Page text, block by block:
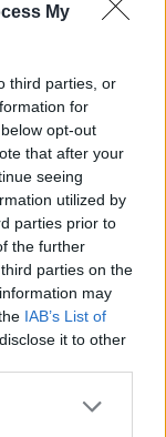
My
third parties, or
for
opt-out
that after your
seeing
utilized by
parties prior to
the further
parties on the
may
IAB’s List of
it to other
saison ?
avec
en étant
qu’on vivra